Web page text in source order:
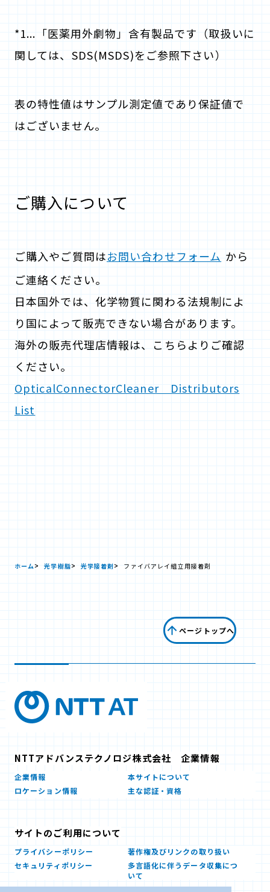
*1...「医薬用外劇物」含有製品です（取扱いに
関しては、SDS(MSDS)をご参照下さい）
表の特性値はサンプル測定値であり保証値で
はございません。
ご購入について
ご購入やご質問はお問い合わせフォーム から
ご連絡ください。
日本国外では、化学物質に関わる法規制によ
り国によって販売できない場合があります。
海外の販売代理店情報は、こちらよりご確認
ください。
OpticalConnectorCleaner Distributors
List
ホーム 光学樹脂 光学接着剤 ファイバアレイ組立用接着剤
ページトップへ
NTTアドバンステクノロジ株式会社 企業情報
企業情報
本サイトについて
ロケーション情報
主な認証・資格
サイトのご利用について
プライバシーポリシー
著作権及びリンクの取り扱い
セキュリティポリシー
多言語化に伴うデータ収集につ
いて